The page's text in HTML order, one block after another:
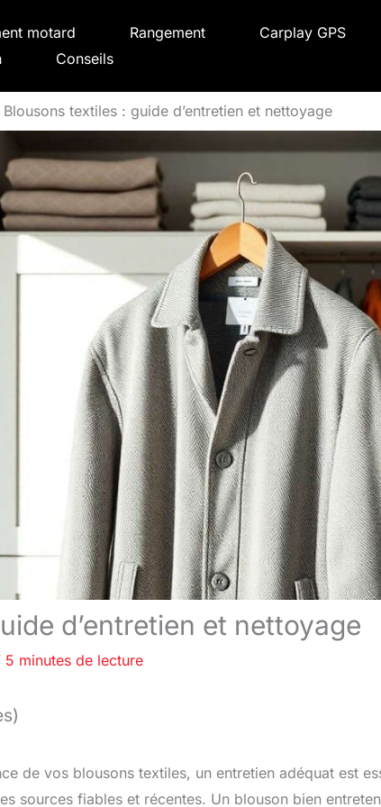
motard Rangement Carplay GPS
Conseils
Blousons textiles : guide d’entretien et nettoyage
d’entretien et nettoyage
5 minutes de lecture
de vos blousons textiles, un entretien adéquat est
sources fiables et récentes. Un blouson bien